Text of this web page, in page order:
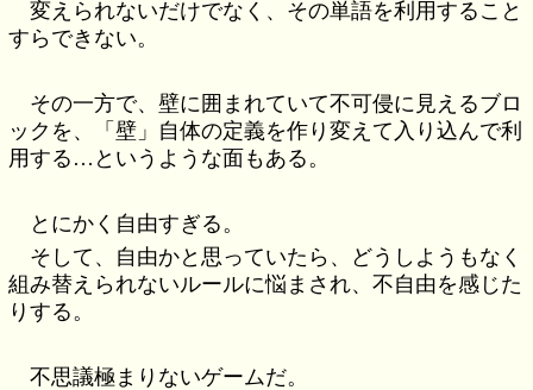
変えられないだけでなく、その単語を利用すること
すらできない。
その一方で、壁に囲まれていて不可侵に見えるブロ
ックを、「壁」自体の定義を作り変えて入り込んで利
用する…というような面もある。
とにかく自由すぎる。
そして、自由かと思っていたら、どうしようもなく
組み替えられないルールに悩まされ、不自由を感じた
りする。
不思議極まりないゲームだ。